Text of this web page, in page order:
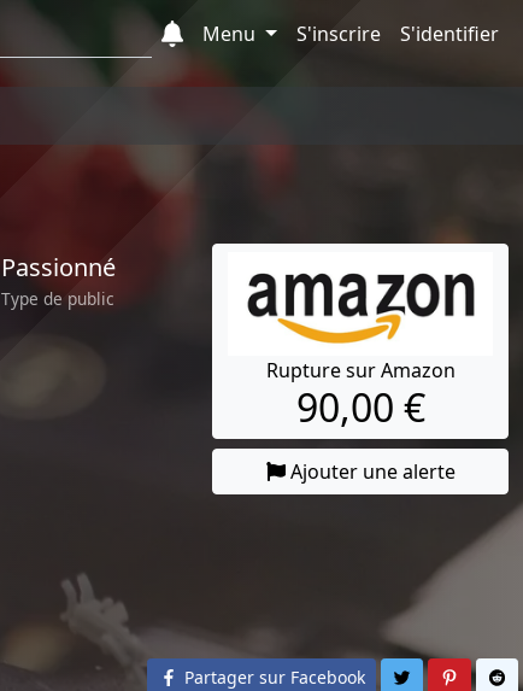
Menu
S'inscrire S'identifier
Passionné
Type de public
Rupture sur Amazon
90,00 €
Ajouter une alerte
Partager sur Facebook Partager sur